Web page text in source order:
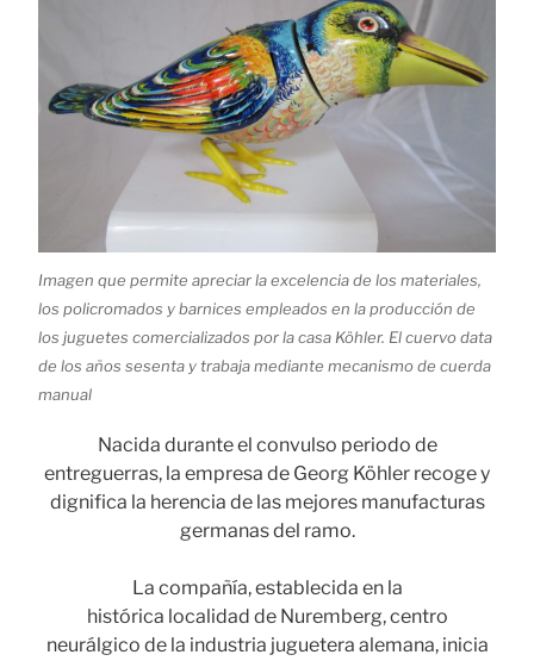
Imagen que permite apreciar la excelencia de los materiales,
los policromados y barnices empleados en la producción de
los juguetes comercializados por la casa Köhler. El cuervo data
de los años sesenta y trabaja mediante mecanismo de cuerda
manual
Nacida durante el convulso periodo de
entreguerras, la empresa de Georg Köhler recoge y
dignifica la herencia de las mejores manufacturas
germanas del ramo.
La compañía, establecida en la
histórica localidad de Nuremberg, centro
neurálgico de la industria juguetera alemana, inicia